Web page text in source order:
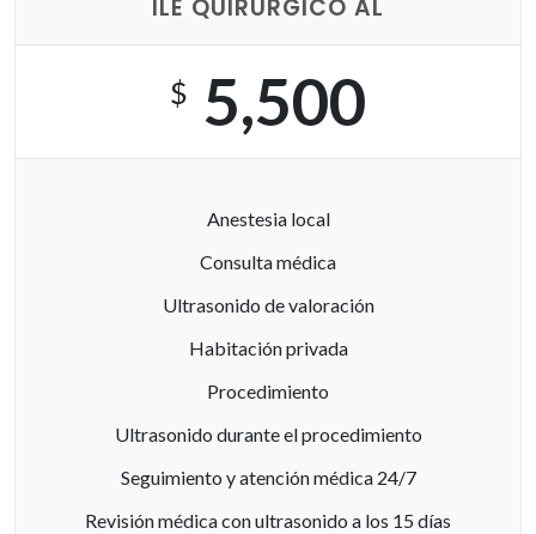
ILE QUIRÚRGICO AL
$ 5,500
Anestesia local
Consulta médica
Ultrasonido de valoración
Habitación privada
Procedimiento
Ultrasonido durante el procedimiento
Seguimiento y atención médica 24/7
Revisión médica con ultrasonido a los 15 días